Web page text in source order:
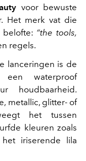
voor bewuste
Het merk vat die
belofte: “the tools,
regels.
lanceringen is de
waterproof
houdbaarheid.
metallic, glitter- of
het tussen
kleuren zoals
iriserende lila